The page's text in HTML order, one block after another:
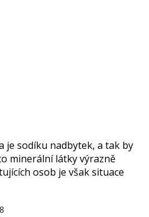
je sodíku nadbytek, a tak by
minerální látky výrazně
osob je však situace